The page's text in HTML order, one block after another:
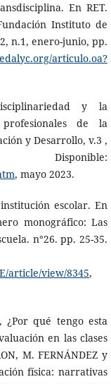
En RET.
Instituto de
n.1, enero-junio, pp.
articulo.oa?
y la
de la
y Desarrollo, v.3 ,
, mayo 2023.
escolar. En
monográfico: Las
n°26. pp. 25-35.
article/view/8345,
¿Por qué tengo esta
en las clases
M. FERNÁNDEZ y
física: narrativas